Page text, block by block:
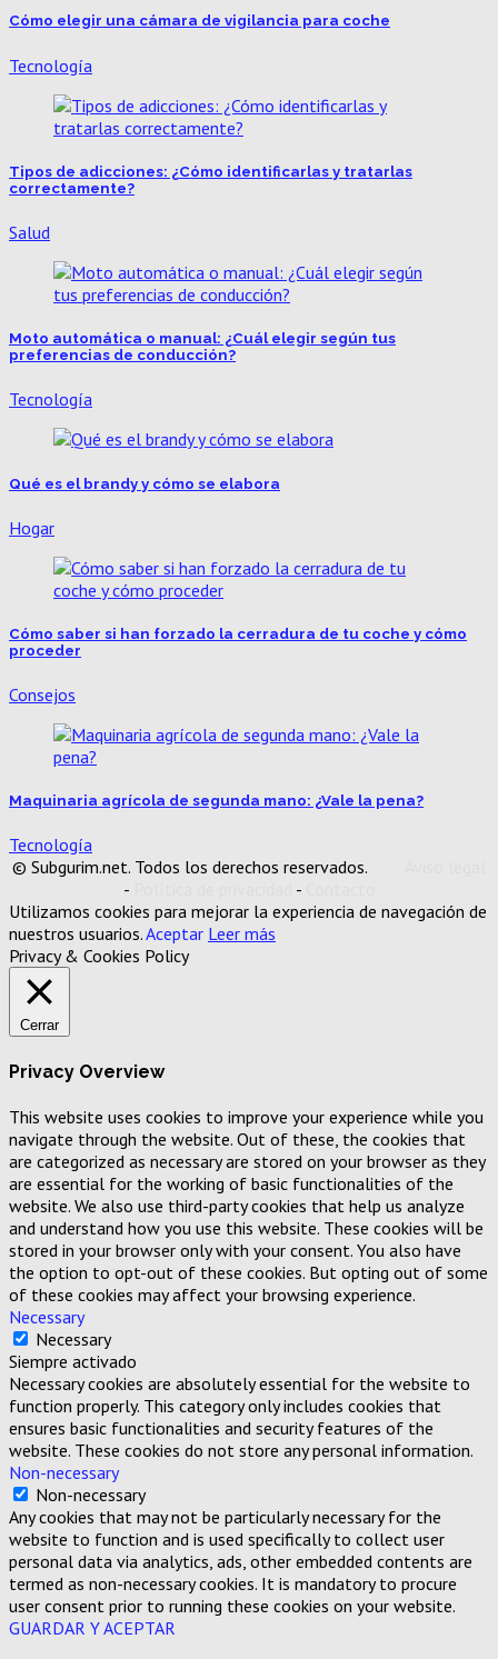
Cómo elegir una cámara de vigilancia para coche
Tecnología
Tipos de adicciones: ¿Cómo identificarlas y tratarlas
correctamente?
Salud
Moto automática o manual: ¿Cuál elegir según tus
preferencias de conducción?
Tecnología
Qué es el brandy y cómo se elabora
Hogar
Cómo saber si han forzado la cerradura de tu coche y cómo
proceder
Consejos
Maquinaria agrícola de segunda mano: ¿Vale la pena?
Tecnología
© Subgurim.net. Todos los derechos reservados.
-
-
Utilizamos cookies para mejorar la experiencia de navegación de
nuestros usuarios.Aceptar Leer más
Privacy & Cookies Policy
Cerrar
Privacy Overview
This website uses cookies to improve your experience while you
navigate through the website. Out of these, the cookies that
are categorized as necessary are stored on your browser as they
are essential for the working of basic functionalities of the
website. We also use third-party cookies that help us analyze
and understand how you use this website. These cookies will be
stored in your browser only with your consent. You also have
the option to opt-out of these cookies. But opting out of some
of these cookies may affect your browsing experience.
Necessary
Necessary
Siempre activado
Necessary cookies are absolutely essential for the website to
function properly. This category only includes cookies that
ensures basic functionalities and security features of the
website. These cookies do not store any personal information.
Non-necessary
Non-necessary
Any cookies that may not be particularly necessary for the
website to function and is used specifically to collect user
personal data via analytics, ads, other embedded contents are
termed as non-necessary cookies. It is mandatory to procure
user consent prior to running these cookies on your website.
GUARDAR Y ACEPTAR